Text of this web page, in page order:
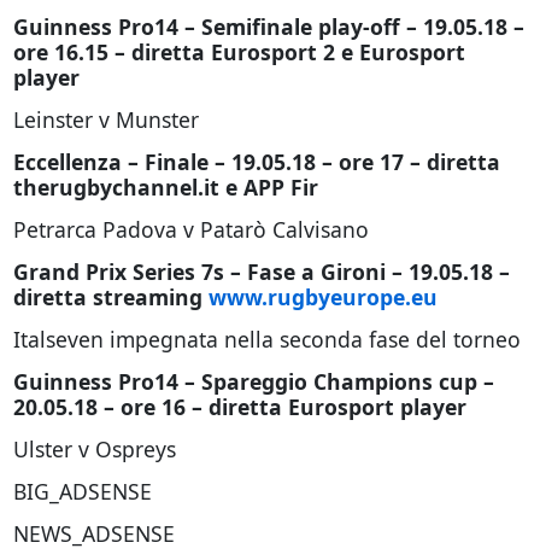
Guinness Pro14 – Semifinale play-off – 19.05.18 –
ore 16.15 – diretta Eurosport 2 e Eurosport
player
Leinster v Munster
Eccellenza – Finale – 19.05.18 – ore 17 – diretta
therugbychannel.it e APP Fir
Petrarca Padova v Patarò Calvisano
Grand Prix Series 7s – Fase a Gironi – 19.05.18 –
diretta streaming www.rugbyeurope.eu
Italseven impegnata nella seconda fase del torneo
Guinness Pro14 – Spareggio Champions cup –
20.05.18 – ore 16 – diretta Eurosport player
Ulster v Ospreys
BIG_ADSENSE
NEWS_ADSENSE